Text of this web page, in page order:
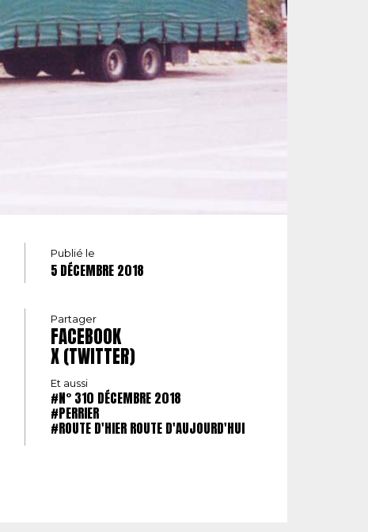
Publié le
5 DÉCEMBRE 2018
Partager
FACEBOOK
X (TWITTER)
Et aussi
#N° 310 DÉCEMBRE 2018
#PERRIER
#ROUTE D'HIER ROUTE D'AUJOURD'HUI